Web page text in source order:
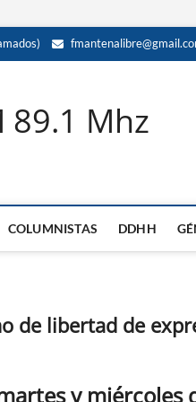
89.1 Mhz
COLUMNISTAS DDHH
de libertad de
y miércoles